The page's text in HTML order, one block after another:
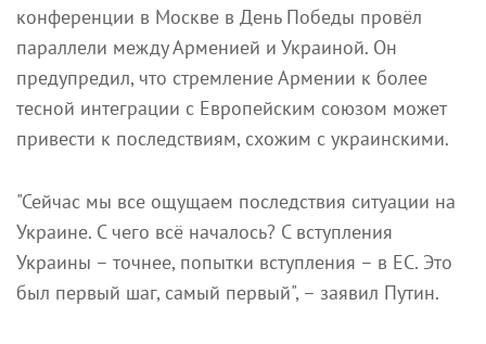
конференции в Москве в День Победы провёл
параллели между Арменией и Украиной. Он
предупредил, что стремление Армении к более
тесной интеграции с Европейским союзом может
привести к последствиям, схожим с украинскими.
"Сейчас мы все ощущаем последствия ситуации на
Украине. С чего всё началось? С вступления
Украины – точнее, попытки вступления – в ЕС. Это
был первый шаг, самый первый", – заявил Путин.